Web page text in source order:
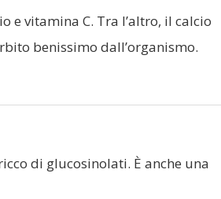
e vitamina C. Tra l’altro, il calcio
benissimo dall’organismo.
di glucosinolati. È anche una